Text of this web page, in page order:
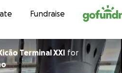
to contentFundraise
Terminal XXI for